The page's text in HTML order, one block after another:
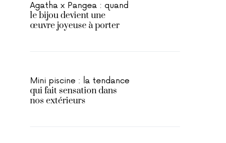
Agatha x Pangea : quand
le bijou devient une
œuvre joyeuse à porter
Mini piscine : la tendance
qui fait sensation dans
nos extérieurs